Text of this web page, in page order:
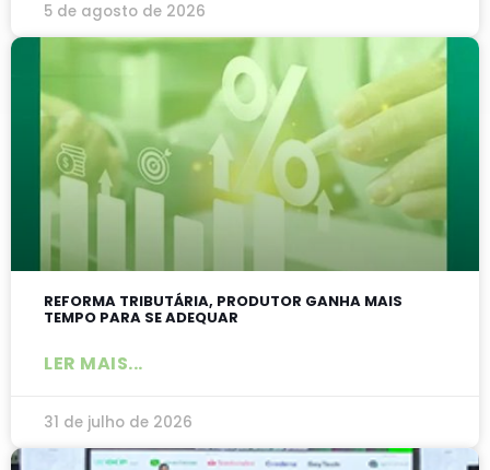
5 de agosto de 2026
REFORMA TRIBUTÁRIA, PRODUTOR GANHA MAIS
TEMPO PARA SE ADEQUAR
LER MAIS...
31 de julho de 2026